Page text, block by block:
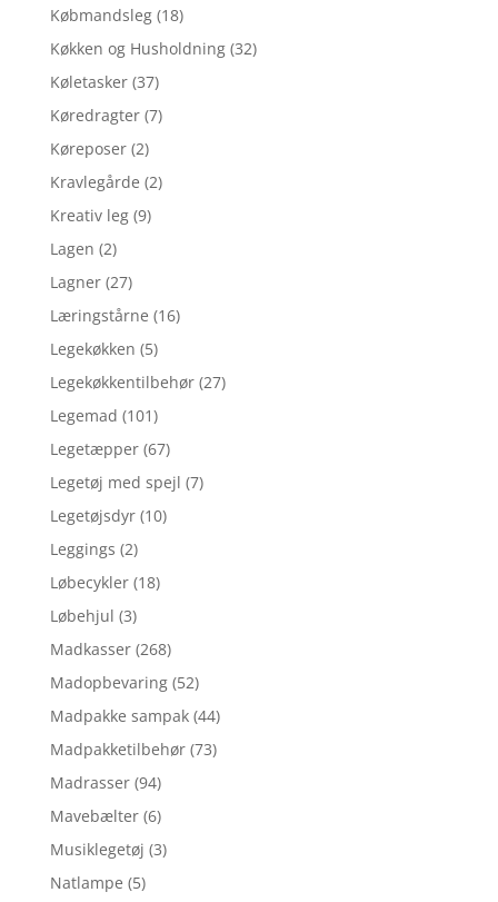
Købmandsleg (18)
Køkken og Husholdning (32)
Køletasker (37)
Køredragter (7)
Køreposer (2)
Kravlegårde (2)
Kreativ leg (9)
Lagen (2)
Lagner (27)
Læringstårne (16)
Legekøkken (5)
Legekøkkentilbehør (27)
Legemad (101)
Legetæpper (67)
Legetøj med spejl (7)
Legetøjsdyr (10)
Leggings (2)
Løbecykler (18)
Løbehjul (3)
Madkasser (268)
Madopbevaring (52)
Madpakke sampak (44)
Madpakketilbehør (73)
Madrasser (94)
Mavebælter (6)
Musiklegetøj (3)
Natlampe (5)